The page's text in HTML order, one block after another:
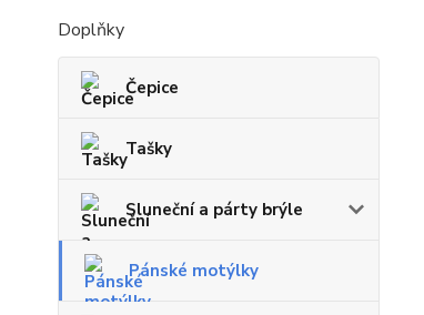
Doplňky
Čepice
Tašky
Sluneční a párty brýle
Pánské motýlky